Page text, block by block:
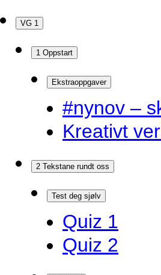
VG 1
1 Oppstart
Ekstraoppgaver
#nynov –
Kreativt
2 Tekstane rundt oss
Test deg sjølv
Quiz 1
Quiz 2